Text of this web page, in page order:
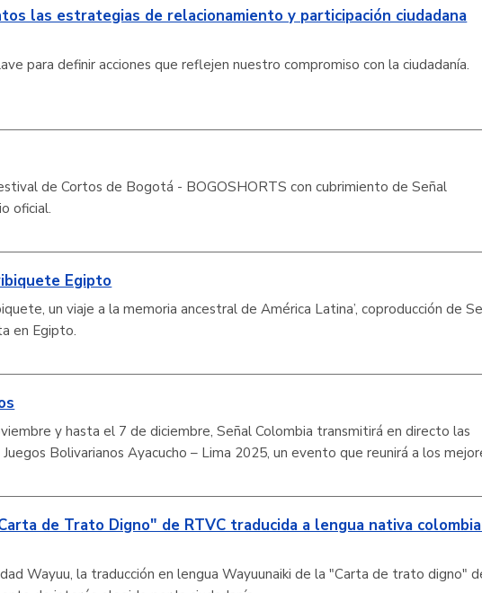
las estrategias de relacionamiento y participación ciudadana
para definir acciones que reflejen nuestro compromiso con la
de Cortos de Bogotá - BOGOSHORTS con cubrimiento de Señal
oficial.
Egipto
un viaje a la memoria ancestral de América Latina’, coproducción de
en Egipto.
y hasta el 7 de diciembre, Señal Colombia transmitirá en directo las
Bolivarianos Ayacucho – Lima 2025, un evento que reunirá a los
de Trato Digno" de RTVC traducida a lengua nativa
Wayuu, la traducción en lengua Wayuunaiki de la "Carta de trato digno"